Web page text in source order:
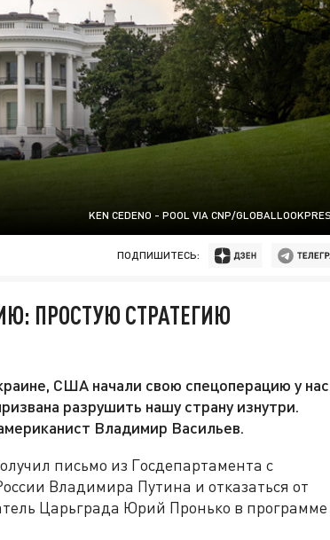
KEN CEDENO - POOL VIA CNP/
ПОДПИШИТЕСЬ:
ПРОСТУЮ СТРАТЕГИЮ
США начали свою спецоперацию у
разрушить нашу страну изнутри.
Владимир Васильев.
письмо из Госдепартамента с
Владимира Путина и отказаться от
Царьграда Юрий Пронько в программе